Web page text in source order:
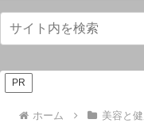
PR
ホーム 美容と